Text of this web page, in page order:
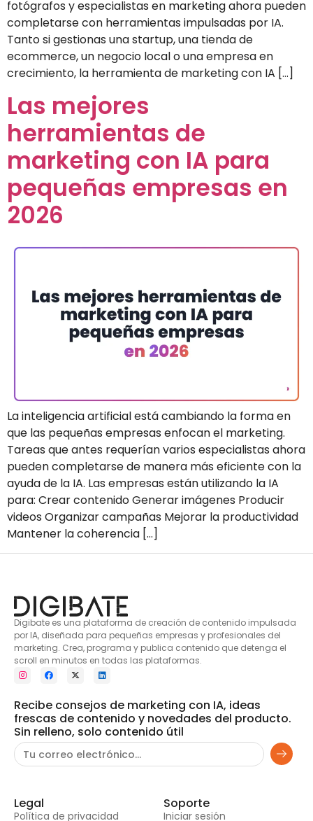
fotógrafos y especialistas en marketing ahora pueden
completarse con herramientas impulsadas por IA.
Tanto si gestionas una startup, una tienda de
ecommerce, un negocio local o una empresa en
crecimiento, la herramienta de marketing con IA […]
Las mejores
herramientas de
marketing con IA para
pequeñas empresas en
2026
La inteligencia artificial está cambiando la forma en
que las pequeñas empresas enfocan el marketing.
Tareas que antes requerían varios especialistas ahora
pueden completarse de manera más eficiente con la
ayuda de la IA. Las empresas están utilizando la IA
para: Crear contenido Generar imágenes Producir
videos Organizar campañas Mejorar la productividad
Mantener la coherencia […]
Digibate es una plataforma de creación de contenido impulsada
por IA, diseñada para pequeñas empresas y profesionales del
marketing. Crea, programa y publica contenido que detenga el
scroll en minutos en todas las plataformas.
Recibe consejos de marketing con IA, ideas
frescas de contenido y novedades del producto.
Sin relleno, solo contenido útil
Legal
Política de privacidad
Soporte
Iniciar sesión